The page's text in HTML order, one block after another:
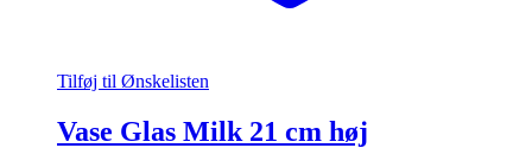
Tilføj til Ønskelisten
Vase Glas Milk 21 cm høj